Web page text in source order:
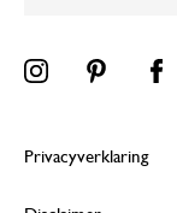
Privacyverklaring